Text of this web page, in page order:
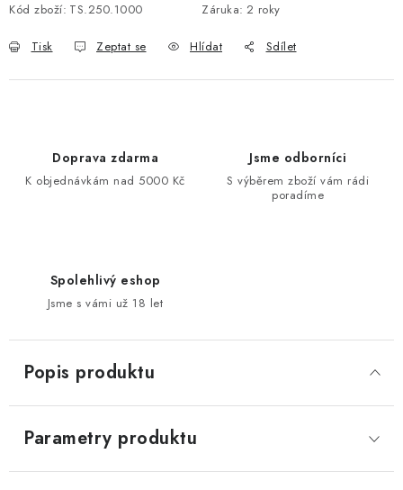
Kód zboží: TS.250.1000 Záruka: 2 roky
Tisk Zeptat se Hlídat Sdílet
Doprava zdarma
K objednávkám nad 5000 Kč
Jsme odborníci
S výběrem zboží vám rádi
poradíme
Spolehlivý eshop
Jsme s vámi už 18 let
Popis produktu
Parametry produktu